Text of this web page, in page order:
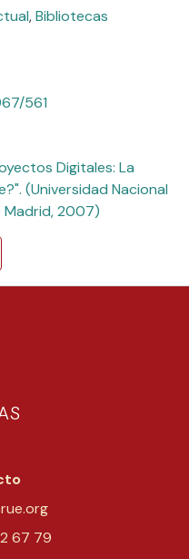
,Bibliotecas
561
Digitales: La
(Universidad Nacional
Madrid, 2007)
67 79